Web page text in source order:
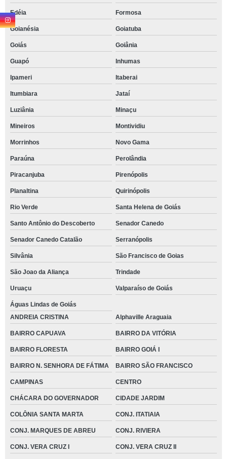
Edéia Formosa
Goianésia Goiatuba
Goiás Goiânia
Guapó Inhumas
Ipameri Itaberai
Itumbiara Jataí
Luziânia Minaçu
Mineiros Montividiu
Morrinhos Novo Gama
Paraúna Perolândia
Piracanjuba Pirenópolis
Planaltina Quirinópolis
Rio Verde Santa Helena de Goiás
Santo Antônio do Descoberto Senador Canedo
Senador Canedo Catalão Serranópolis
Silvânia São Francisco de Goias
São Joao da Aliança Trindade
Uruaçu Valparaíso de Goiás
Águas Lindas de Goiás
ANDREIA CRISTINA
Alphaville Araguaia
BAIRRO CAPUAVA BAIRRO DA VITÓRIA
BAIRRO FLORESTA BAIRRO GOIÁ I
BAIRRO N. SENHORA DE FÁTIMA BAIRRO SÃO FRANCISCO
CAMPINAS CENTRO
CHÁCARA DO GOVERNADOR CIDADE JARDIM
COLÔNIA SANTA MARTA CONJ. ITATIAIA
CONJ. MARQUES DE ABREU CONJ. RIVIERA
CONJ. VERA CRUZ I CONJ. VERA CRUZ II